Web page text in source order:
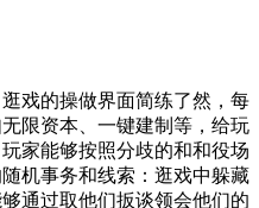
戏的操做界面简练了然，每
限资本、一键建制等，给玩
家能够按照分歧的和和役场
机事务和线索：逛戏中躲藏
通过取他们扳谈领会他们的